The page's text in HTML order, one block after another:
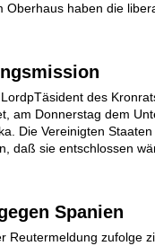
Oberhaus haben die
des
am Donnerstag dem
Die Vereinigten
daß sie entschlossen
Spanien
Reutermeldung zufolge